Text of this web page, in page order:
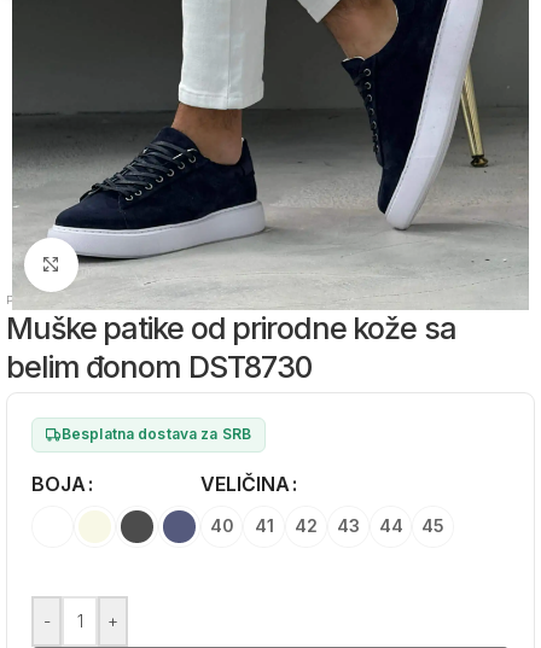
Zumiraj sliku
Početna Muška obuća Muške kožne patike
Muške patike od prirodne kože sa
belim đonom DST8730
Besplatna dostava za SRB
BOJA VELIČINA
40 41 42 43 44 45
- +
Alternative: